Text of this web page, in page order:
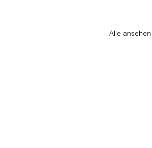
Alle ansehen